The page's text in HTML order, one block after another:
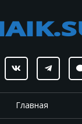
Главная